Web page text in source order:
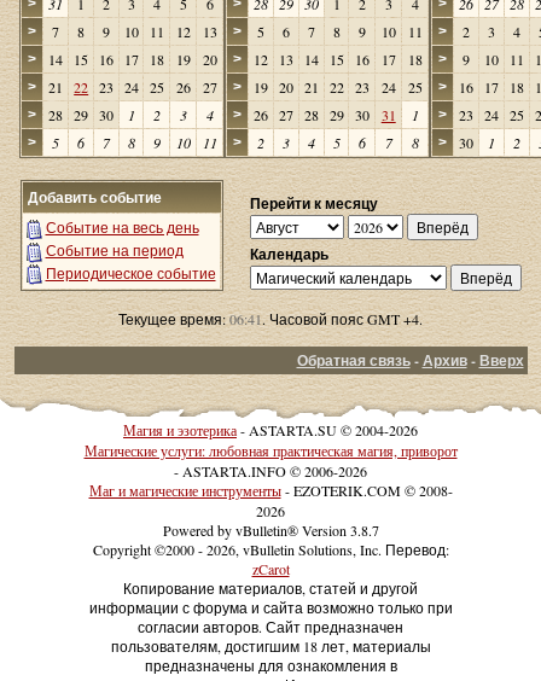
>
> 7 8 9 10 11 12 13
> 14 15 16 17 18 19 20
> 21 22 23 24 25 26 27
> 28 29 30 1 2 3 4
> 5 6 7 8 9 10 11
>
> 5 6 7 8 9 10 11
> 12 13 14 15 16 17 18
> 19 20 21 22 23 24 25
> 26 27 28 29 30 31 1
> 2 3 4 5 6 7 8
>
> 2 3 4
> 9 10 11
> 16 17 18
> 23 24 25
> 30 1 2
Добавить событие
Событие на весь день
Событие на период
Периодическое событие
Перейти к месяцу
Календарь
Текущее время:06:41. Часовой пояс GMT +4.
Обратная связь-Архив-Вверх
Магия и эзотерика- ASTARTA.SU © 2004-2026
Магические услуги: любовная практическая магия, приворот
- ASTARTA.INFO © 2006-2026
Маг и магические инструменты- EZOTERIK.COM © 2008-
2026
Powered by vBulletin® Version 3.8.7
Copyright ©2000 - 2026, vBulletin Solutions, Inc. Перевод:
zCarot
Копирование материалов, статей и другой
информации с форума и сайта возможно только при
согласии авторов. Сайт предназначен
пользователям, достигшим 18 лет, материалы
предназначены для ознакомления в